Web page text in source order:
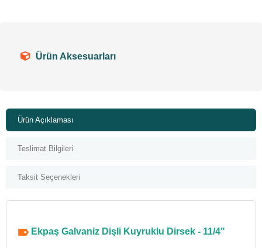
Ürün Aksesuarları
Ürün Açıklaması
Teslimat Bilgileri
Taksit Seçenekleri
Ekpaş Galvaniz Dişli Kuyruklu Dirsek - 11/4"